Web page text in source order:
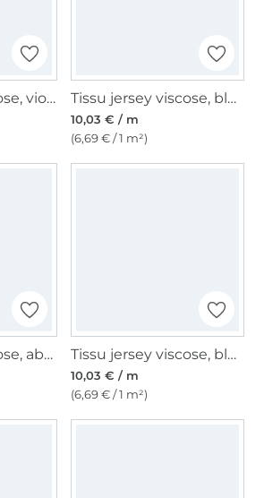
Tissu jersey viscose, violet aubergine Tissu jersey viscose, bleu pastel
10,03 € / m
(6,69 € / 1 m²)
Tissu jersey viscose, abricot Tissu jersey viscose, bleu bleuet
10,03 € / m
(6,69 € / 1 m²)